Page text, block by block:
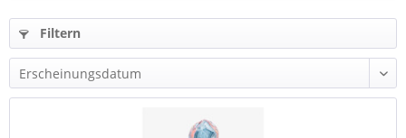
Filtern